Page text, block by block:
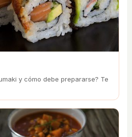
y cómo debe prepararse? Te